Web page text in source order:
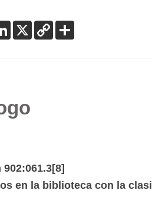
LinkedIn
X Copy
Link
en la biblioteca con la